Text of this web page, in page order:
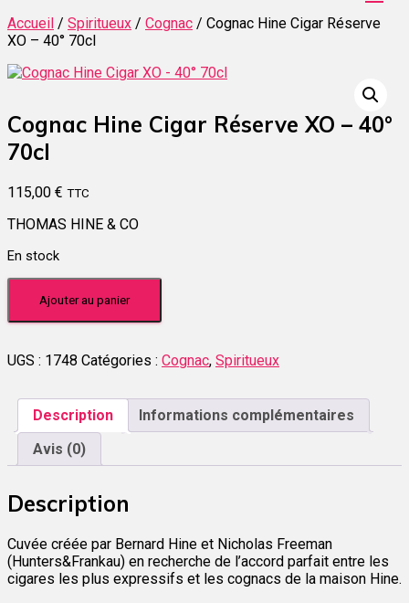
Accueil / Spiritueux / Cognac / Cognac Hine Cigar Réserve
XO – 40° 70cl
Cognac Hine Cigar Réserve XO – 40°
70cl
115,00 € TTC
THOMAS HINE & CO
En stock
quantité
Cognac
Cigar
Ajouter au panier
UGS : 1748 Catégories : Cognac, Spiritueux
Description
Informations complémentaires
Avis (0)
Description
Cuvée créée par Bernard Hine et Nicholas Freeman
(Hunters&Frankau) en recherche de l’accord parfait entre les
cigares les plus expressifs et les cognacs de la maison Hine.